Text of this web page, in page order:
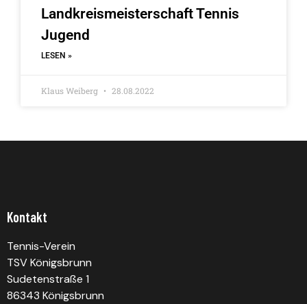
Landkreismeisterschaft Tennis
Jugend
LESEN »
Klaus Weiberg 28.08.2022
Kontakt
Tennis-Verein
TSV Königsbrunn
Sudetenstraße 1
86343 Königsbrunn